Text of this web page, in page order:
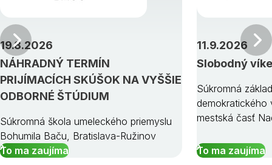
NÁHRADNÝ TERMÍN
PRIJÍMACÍCH SKÚŠOK NA VYŠŠIE
ODBORNÉ ŠTÚDIUM
19.8.2026
Súkromná škola umeleckého priemyslu
Bohumila Baču, Bratislava-Ružinov
To ma zaujíma
Slobodný
11.9.2026
Súkromná
demokratického
mestská časť
To ma zaujíma
Predchádzajúci